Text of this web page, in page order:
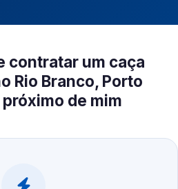
contratar um caça
Rio Branco, Porto
próximo de mim